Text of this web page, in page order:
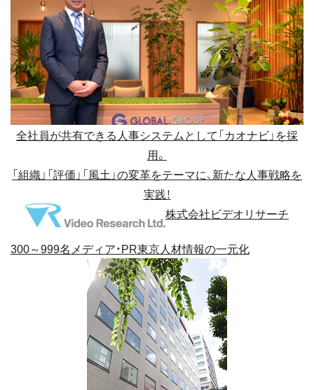
全社員が共有できる人事システムとして「カオナビ」を採
用。
「組織」「評価」「風土」の変革をテーマに、新たな人事戦略を
実践！
株式会社ビデオリサーチ
300～999名 メディア・PR東京人材情報の一元化